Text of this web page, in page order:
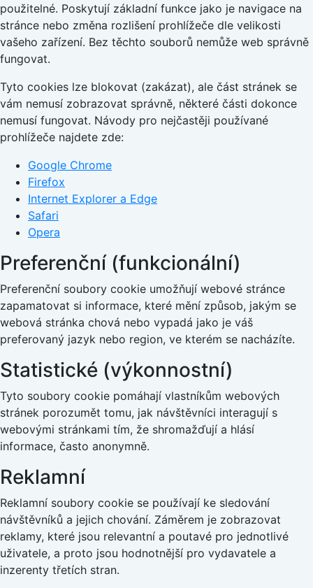
použitelné. Poskytují základní funkce jako je navigace na
stránce nebo změna rozlišení prohlížeče dle velikosti
vašeho zařízení. Bez těchto souborů nemůže web správně
fungovat.
Tyto cookies lze blokovat (zakázat), ale část stránek se
vám nemusí zobrazovat správně, některé části dokonce
nemusí fungovat. Návody pro nejčastěji používané
prohlížeče najdete zde:
Google Chrome
Firefox
Internet Explorer a Edge
Safari
Opera
Preferenční (funkcionální)
Preferenční soubory cookie umožňují webové stránce
zapamatovat si informace, které mění způsob, jakým se
webová stránka chová nebo vypadá jako je váš
preferovaný jazyk nebo region, ve kterém se nacházíte.
Statistické (výkonnostní)
Tyto soubory cookie pomáhají vlastníkům webových
stránek porozumět tomu, jak návštěvníci interagují s
webovými stránkami tím, že shromažďují a hlásí
informace, často anonymně.
Reklamní
Reklamní soubory cookie se používají ke sledování
návštěvníků a jejich chování. Záměrem je zobrazovat
reklamy, které jsou relevantní a poutavé pro jednotlivé
uživatele, a proto jsou hodnotnější pro vydavatele a
inzerenty třetích stran.